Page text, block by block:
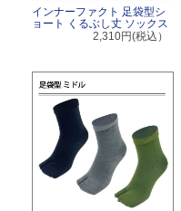
インナーファクト 足袋型シ
ョート くるぶし丈 ソックス
2,310円(税込）